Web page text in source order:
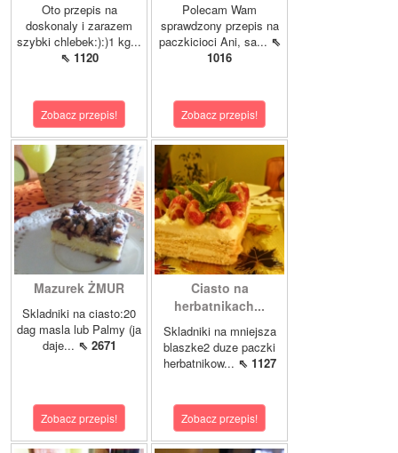
Oto przepis na
doskonaly i zarazem
szybki chlebek:):)1 kg...
⇖ 1120
Zobacz przepis!
Polecam Wam
sprawdzony przepis na
paczkicioci Ani, sa... ⇖
1016
Zobacz przepis!
Mazurek ŻMUR
Skladniki na ciasto:20
dag masla lub Palmy (ja
daje... ⇖ 2671
Zobacz przepis!
Ciasto na
herbatnikach...
Skladniki na mniejsza
blaszke2 duze paczki
herbatnikow... ⇖ 1127
Zobacz przepis!